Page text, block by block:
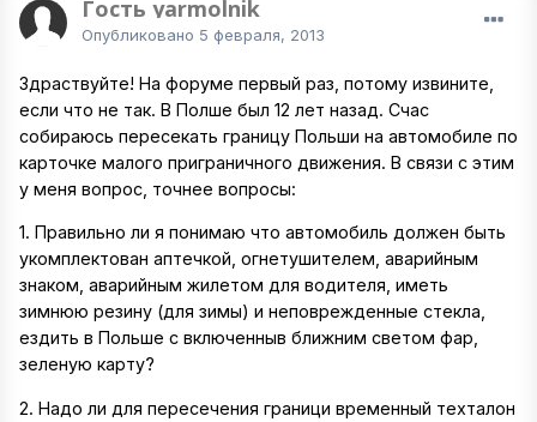
Гость yarmolnik
Опубликовано 5 февраля, 2013
Здраствуйте! На форуме первый раз, потому извините,
если что не так. В Полше был 12 лет назад. Счас
собираюсь пересекать границу Польши на автомобиле по
карточке малого приграничного движения. В связи с этим
у меня вопрос, точнее вопросы:
1. Правильно ли я понимаю что автомобиль должен быть
укомплектован аптечкой, огнетушителем, аварийным
знаком, аварийным жилетом для водителя, иметь
зимнюю резину (для зимы) и неповрежденные стекла,
ездить в Польше с включенныв ближним светом фар,
зеленую карту?
2. Надо ли для пересечения граници временный техталон